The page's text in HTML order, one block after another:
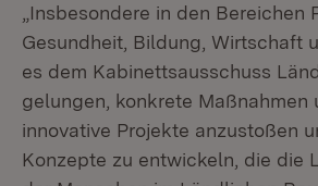
„Insbesondere in den Bereichen
Gesundheit, Bildung, Wirtschaft
es dem Kabinettsausschuss
gelungen, konkrete Maßnahmen
innovative Projekte anzustoßen
Konzepte zu entwickeln, die die